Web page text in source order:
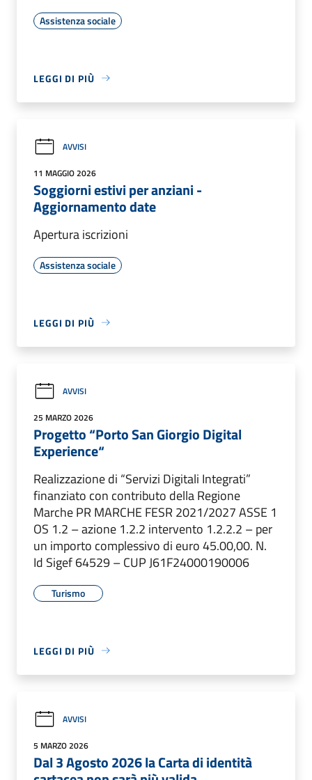
Assistenza sociale
LEGGI DI PIÙ
AVVISI
11 MAGGIO 2026
Soggiorni estivi per anziani -
Aggiornamento date
Apertura iscrizioni
Assistenza sociale
LEGGI DI PIÙ
AVVISI
25 MARZO 2026
Progetto “Porto San Giorgio Digital
Experience“
Realizzazione di “Servizi Digitali Integrati”
finanziato con contributo della Regione
Marche PR MARCHE FESR 2021/2027 ASSE 1
OS 1.2 – azione 1.2.2 intervento 1.2.2.2 – per
un importo complessivo di euro 45.00,00. N.
Id Sigef 64529 – CUP J61F24000190006
Turismo
LEGGI DI PIÙ
AVVISI
5 MARZO 2026
Dal 3 Agosto 2026 la Carta di identità